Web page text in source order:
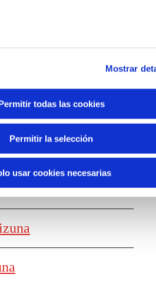
Mostrar
todas las cookies
Permitir la selección
usar cookies necesarias
txostena